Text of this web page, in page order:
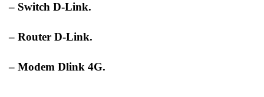
– Switch D-Link.
– Router D-Link.
– Modem Dlink 4G.